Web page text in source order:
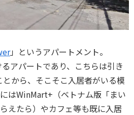
」というアパートメント。
アパートであり、こちらは引き
から、そこそこ入居者がいる模
はWinMart+（ベトナム版「まい
えたら）やカフェ等も既に入居